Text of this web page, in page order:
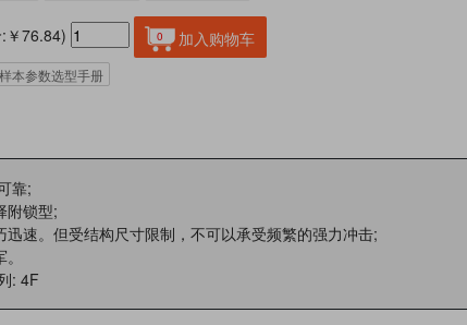
￥76.84) 0 加入购物车
本参数选型手册
靠;
附锁型;
速。但受结构尺寸限制，不可以承受频繁的强力冲击;
: 4F